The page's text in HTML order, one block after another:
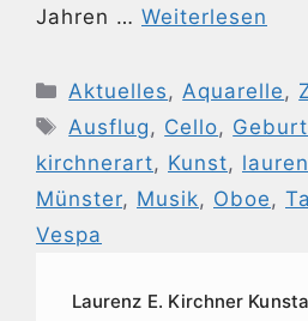
Jahren … Weiterlesen
Kategorien
Aktuelles , Aquarelle ,
Schlagwörter
Ausflug , Cello,
kirchnerart, Kunst,
Münster, Musik, Oboe ,
Vespa
Laurenz E. Kirchner